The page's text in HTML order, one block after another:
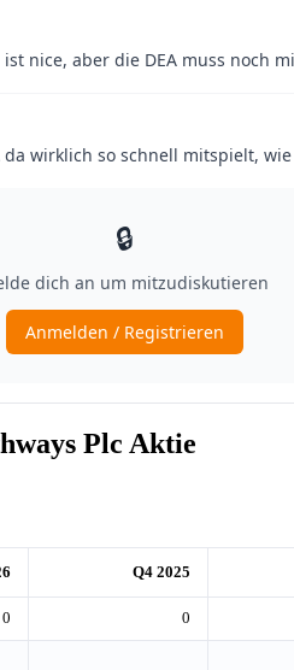
Plc Aktie
Q4 2025
0 0